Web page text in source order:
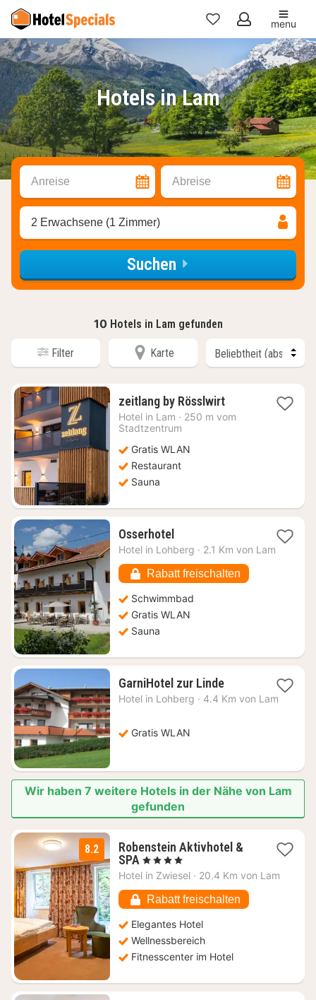
Meine
Favoriten
menu
Hotels in Lam
Anreise Abreise
2 Erwachsene (1 Zimmer)
Suchen
10 Hotels in Lam gefunden
Filter Karte
zeitlang by Rösslwirt1
Nacht
Hotel in Lam · 250 m vom
Stadtzentrum
Gratis WLAN
Restaurant
Sauna
Osserhotel1
Nacht
107,66
€
Hotel in Lohberg · 2.1 Km von Lam
Rabatt freischalten
Schwimmbad
Gratis WLAN
Sauna
GarniHotel zur Linde1
Nacht
Hotel in Lohberg · 4.4 Km von Lam
Gratis WLAN
Wir haben 7 weitere Hotels in der Nähe von Lam
gefunden
8.2
Robenstein Aktivhotel &
SPA 1
Nacht
120,99
€
, 4 Sterne
Hotel in Zwiesel · 20.4 Km von Lam
Rabatt freischalten
Elegantes Hotel
Wellnessbereich
Fitnesscenter im Hotel